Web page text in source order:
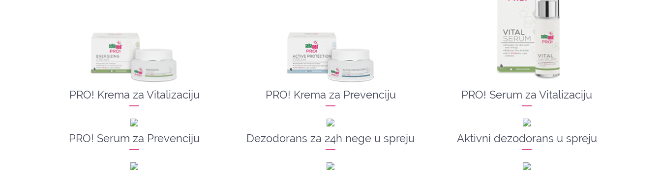
PRO! Krema za Vitalizaciju PRO! Krema za Prevenciju PRO! Serum za Vitalizaciju
PRO! Serum za Prevenciju Dezodorans za 24h nege u spreju Aktivni dezodorans u spreju